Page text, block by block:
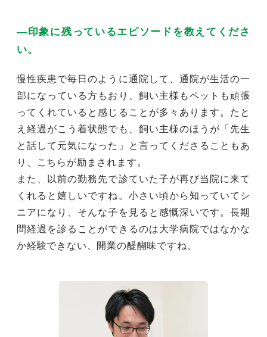
―印象に残っているエピソードを教えてくださ
い。
慢性疾患で毎日のように通院して、通院が生活の一
部になっている方もおり、飼い主様もペットも頑張
ってくれていると感じることが多々あります。たと
え経過がこう着状態でも、飼い主様のほうが「先生
と話して元気になった」と言ってくださることもあ
り、こちらが励まされます。
また、以前の勤務先で診ていた子が再び当院に来て
くれると嬉しいですね。小さい頃から知っていてシ
ニアになり、そんな子を見ると感慨深いです。長期
間経過を診ることができるのは大学病院ではなかな
か経験できない、開業の醍醐味ですね。